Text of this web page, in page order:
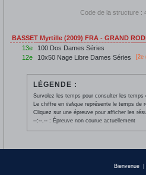
Code de la structure :
BASSET Myrtille (2009) FRA - GRAND
13e
100 Dos Dames Séries
12e 10x50 Nage Libre Dames Séries [2e
LÉGENDE :
Survolez les temps pour consulter les
Le chiffre en italiquereprésente le temps de
Cliquez sur une épreuve pour afficher les
--:--.--: Épreuve non courue actuellement
Bienvenue